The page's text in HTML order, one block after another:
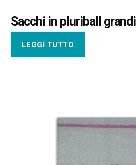
Sacchi in pluriball grandi
LEGGI TUTTO